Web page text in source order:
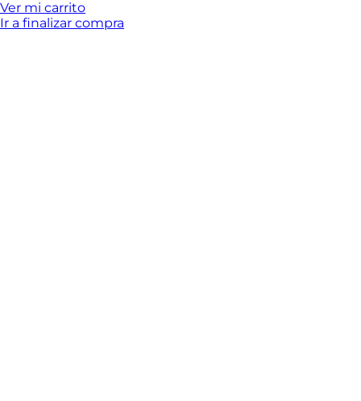
del
Ver mi carrito
Ir a finalizar compra